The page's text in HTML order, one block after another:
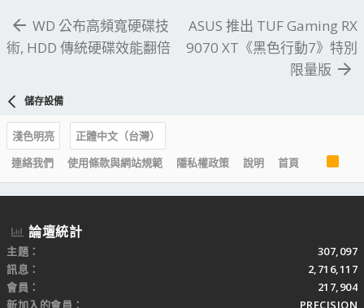
WD 公布高頻寬硬碟技
術, HDD 傳統硬碟效能翻倍
ASUS 推出 TUF Gaming RX
9070 XT《黑色行動7》特別
限量版
儲存設備
淺色明亮
正體中文（台灣）
連絡我們
使用條款與網站規範 隱私權政策 說明 首頁
S
論壇統計
主題
307,097
訊息
2,716,117
會員
217,904
新加入的會員
PRECISION